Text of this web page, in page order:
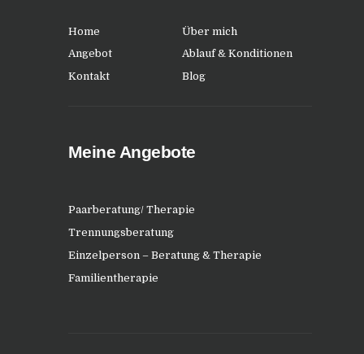
Home
Über mich
Angebot
Ablauf & Konditionen
Kontakt
Blog
Meine Angebote
Paarberatung/ Therapie
Trennungsberatung
Einzelperson – Beratung & Therapie
Familientherapie